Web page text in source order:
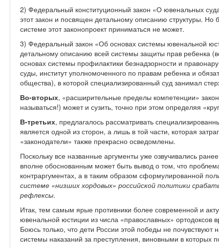
2) Федеральный конституционный закон «О ювенальных
этот закон и посвящен детальному описанию структуры. Но
системе этот законопроект приниматься не может.
3) Федеральный закон «Об основах системы ювенальной
детальному описанию всей системы защиты прав ребенка
основах системы профилактики безнадзорности и
суды, институт уполномоченного по правам ребенка и
общества), в которой специализированный суд занимал
Во-вторых, «расширительные пределы компетенции»
называться!) может и сузить, точно при этом определяя
В-третьих, предлагалось рассматривать
является одной из сторон, а лишь в той части, которая
«законодатели» также прекрасно осведомлены.
Поскольку все названные аргументы уже озвучивались
вполне обоснованным может быть вывод о том, что
контраргументах, а в таким образом сформулированной
системе «низших хордовых» российской политики
рефлексы.
Итак, тем самым ярые противники более современной и
ювенальной юстиции из числа «православных» ортодоксов
Боюсь только, что дети России этой победы не почувствуют
системы наказаний за преступления, виновными в которых